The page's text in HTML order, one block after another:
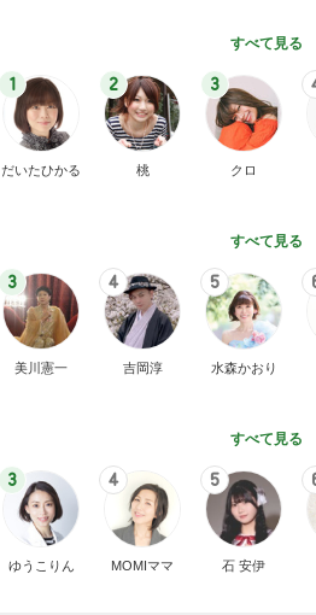
すべて見る
1
だいたひかる
2
桃
3
クロ
すべて見る
3
美川憲一
4
吉岡淳
5
水森かおり
すべて見る
3
ゆうこりん
4
MOMIママ
5
石 安伊